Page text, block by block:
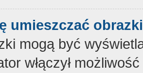
umieszczać
mogą być
włączył